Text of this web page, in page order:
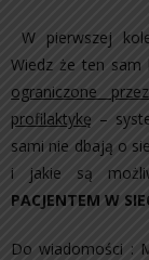
W pierwszej
Wiedz że ten sam
ograniczone
profilaktykę –
sami nie dbają o
i jakie są
PACJENTEM W
Do wiadomości :